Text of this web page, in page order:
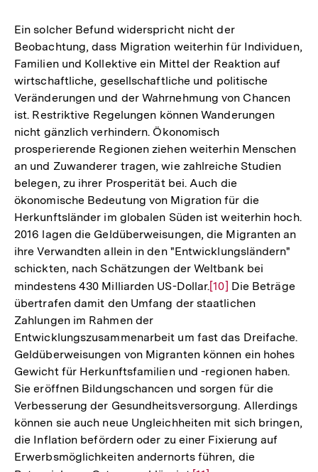
Ein solcher Befund widerspricht nicht der
Beobachtung, dass Migration weiterhin für Individuen,
Familien und Kollektive ein Mittel der Reaktion auf
wirtschaftliche, gesellschaftliche und politische
Veränderungen und der Wahrnehmung von Chancen
ist. Restriktive Regelungen können Wanderungen
nicht gänzlich verhindern. Ökonomisch
prosperierende Regionen ziehen weiterhin Menschen
an und Zuwanderer tragen, wie zahlreiche Studien
belegen, zu ihrer Prosperität bei. Auch die
ökonomische Bedeutung von Migration für die
Herkunftsländer im globalen Süden ist weiterhin hoch.
2016 lagen die Geldüberweisungen, die Migranten an
ihre Verwandten allein in den "Entwicklungsländern"
schickten, nach Schätzungen der Weltbank bei
mindestens 430 Milliarden US-Dollar.Zur
Auflösung
Fußnote
[10] Die Beträge
übertrafen damit den Umfang der staatlichen
Zahlungen im Rahmen der
Entwicklungszusammenarbeit um fast das Dreifache.
Geldüberweisungen von Migranten können ein hohes
Gewicht für Herkunftsfamilien und -regionen haben.
Sie eröffnen Bildungschancen und sorgen für die
Verbesserung der Gesundheitsversorgung. Allerdings
können sie auch neue Ungleichheiten mit sich bringen,
die Inflation befördern oder zu einer Fixierung auf
Erwerbsmöglichkeiten andernorts führen, die